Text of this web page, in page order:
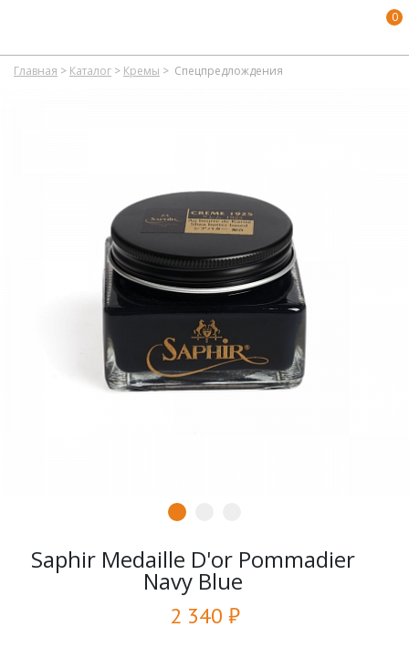
0
Главная > Каталог > Кремы > Спецпредлождения
Saphir Medaille D'or Pommadier
Navy Blue
2 340 ₽